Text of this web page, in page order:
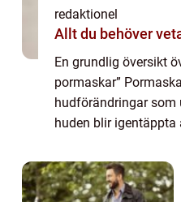
redaktionel
Allt du behöver
En grundlig översikt
pormaskar”
hudförändringar som
huden blir igentäppta
vanligen dyker de
hög...